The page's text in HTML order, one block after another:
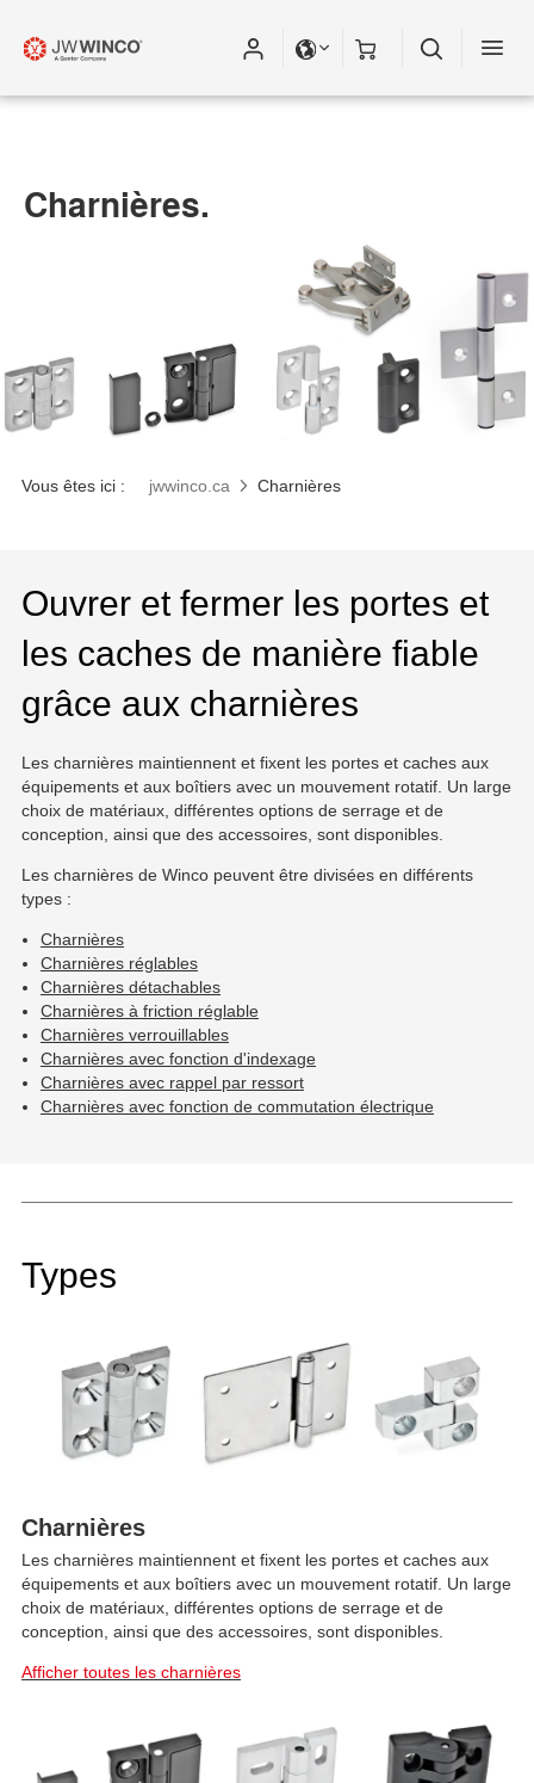
Charnières.
Vous êtes ici : jwwinco.ca Charnières
Ouvrer et fermer les portes et
les caches de manière fiable
grâce aux charnières
Les charnières maintiennent et fixent les portes et caches aux
équipements et aux boîtiers avec un mouvement rotatif. Un large
choix de matériaux, différentes options de serrage et de
conception, ainsi que des accessoires, sont disponibles.
Les charnières de Winco peuvent être divisées en différents
types :
Charnières
Charnières réglables
Charnières détachables
Charnières à friction réglable
Charnières verrouillables
Charnières avec fonction d'indexage
Charnières avec rappel par ressort
Charnières avec fonction de commutation électrique
Types
Charnières
Les charnières maintiennent et fixent les portes et caches aux
équipements et aux boîtiers avec un mouvement rotatif. Un large
choix de matériaux, différentes options de serrage et de
conception, ainsi que des accessoires, sont disponibles.
Afficher toutes les charnières